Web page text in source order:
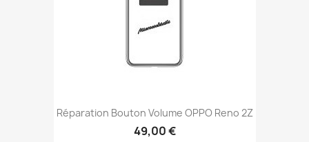
Réparation Bouton Volume OPPO Reno 2Z
49,00 €